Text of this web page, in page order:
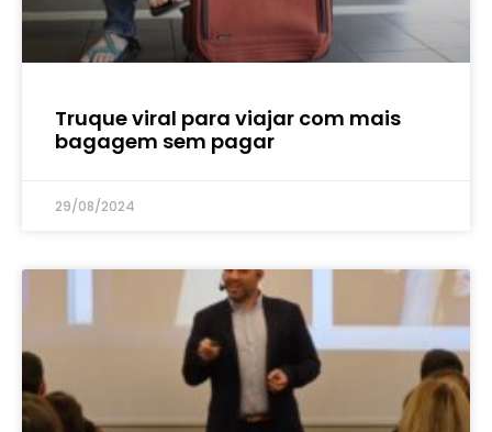
Truque viral para viajar com mais
bagagem sem pagar
29/08/2024